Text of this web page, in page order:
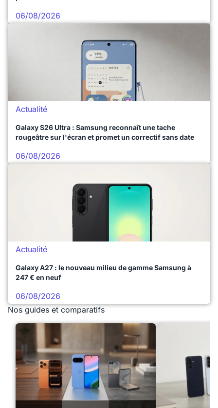
06/08/2026
Actualité
Galaxy S26 Ultra : Samsung reconnaît une tache
rougeâtre sur l'écran et promet un correctif sans date
06/08/2026
Actualité
Galaxy A27 : le nouveau milieu de gamme Samsung à
247 € en neuf
06/08/2026
Nos guides et comparatifs